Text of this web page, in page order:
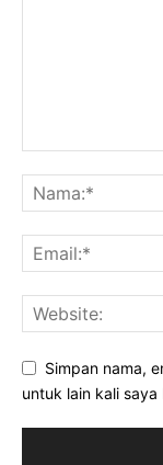
Simpan nama,
untuk lain kali saya